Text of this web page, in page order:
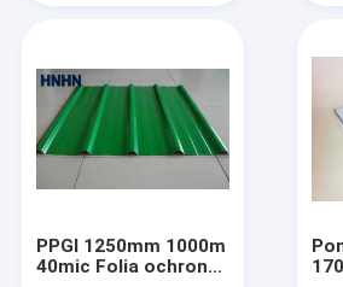
Produkty
Filmy
O nas
PPGI 1250mm 1000m
40mic Folia ochronna